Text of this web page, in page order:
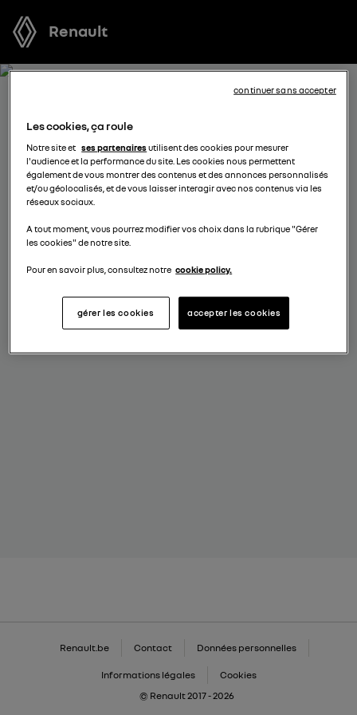
Renault
RECEVEZ GRATUITEMENT
VOTRE OFFRE POUR KANGOO
E-TECH ELECTRIC
proposer l’offre la plus avantageuse, des solutions de
conseiller dans votre projet d’achat.
complétez vos coordonnées
Renault.be Contact Données personnelles
Informations légales
Cookies
© Renault 2017 - 2026
Les cookies, ça roule
Notre site et ses partenairesutilisent des cookies pour mesurer
l'audience et la performance du site. Les cookies nous permettent
également de vous montrer des contenus et des annonces personnalisés
et/ou géolocalisés, et de vous laisser interagir avec nos contenus via les
réseaux sociaux.
A tout moment, vous pourrez modifier vos choix dans la rubrique "Gérer
les cookies" de notre site.
Pour en savoir plus, consultez notre cookie policy.
accepter les cookies
gérer les cookies
continuer sans accepter